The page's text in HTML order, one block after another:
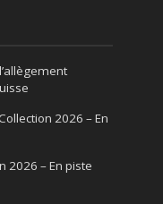
2026 – En
2026 – En piste